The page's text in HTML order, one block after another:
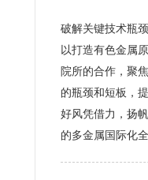
破解关键技术瓶颈
以打造有色金属
院所的合作，聚
的瓶颈和短板，
好风凭借力，扬
的多金属国际化